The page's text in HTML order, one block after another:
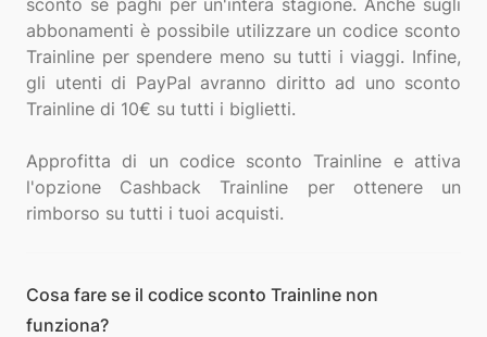
sconto se paghi per un'intera stagione. Anche sugli
abbonamenti è possibile utilizzare un codice sconto
Trainline per spendere meno su tutti i viaggi. Infine,
gli utenti di PayPal avranno diritto ad uno sconto
Trainline di 10€ su tutti i biglietti.
Approfitta di un codice sconto Trainline e attiva
l'opzione Cashback Trainline per ottenere un
Cosa fare se il codice sconto Trainline non
funziona?